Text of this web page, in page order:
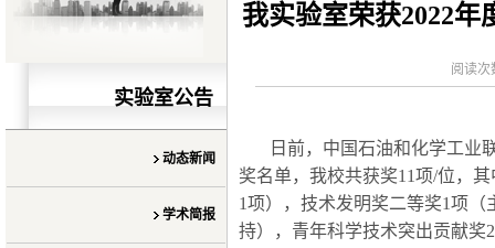
实验室公告
动态新闻
学术简报
我实验室荣获2022
阅读次
日前，中国石油和化学工业
奖名单，我校共获奖11项/位，
1项），技术发明奖二等奖1项
持），青年科学技术突出贡献奖